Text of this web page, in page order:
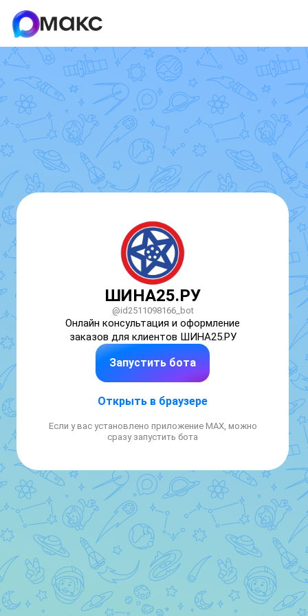
ШИНА25.РУ
@id2511098166_bot
Онлайн консультация и оформление
заказов для клиентов ШИНА25.РУ
Запустить бота
Открыть в браузере
Если у вас установлено приложение MAX, можно
сразу запустить бота